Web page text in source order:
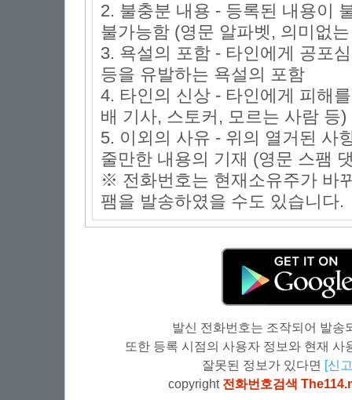
2. 불충분 내용 - 등록된 내용이
불가능함 (영문 알파벳, 의미없
3. 욕설의 포함 - 타인에게 공포
등을 유발하는 욕설의 포함
4. 타인의 신상 - 타인에게 피해
배 기사, 스토커, 모르는 사람 등)
5. 이외의 사유 - 위의 열거된 사
줄만한 내용의 기재 (영문 스팸
※ 전화번호는 현재소유주가 바
팸을 발송하였을 수도 있습니다.
발신 전화번호는 조작되어 발송
또한 등록 시점의 사용자 정보와 현재 사
잘못된 정보가 있다면 [신
copyright 전화번호검색